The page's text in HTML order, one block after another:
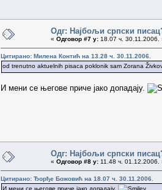
Одг: Најбољи српски
« Одговор #7 у: 18.07 ч. 30.11.2006.
Цитирано: Милена Контић на 13.28 ч. 30.11.2006.
od trenutno aktuelnih pisaca poklonik sam Zorana
И мени се његове приче јако допадају.
Одг: Најбољи српски
« Одговор #8 у: 11.48 ч. 01.12.2006.
Цитирано: Ђорђе Божовић на 18.07 ч. 30.11.2006.
И мени се његове приче јако допадају.